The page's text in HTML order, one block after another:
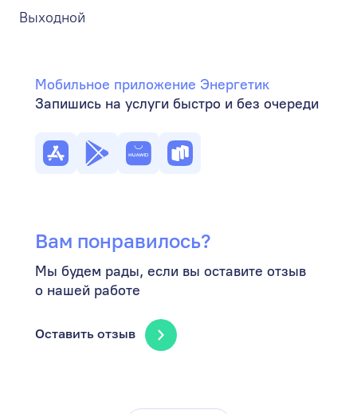
Выходной
Мобильное приложение Энергетик
Запишись на услуги быстро и без очереди
Вам понравилось?
Мы будем рады, если вы оставите отзыв
о нашей работе
Оставить отзыв